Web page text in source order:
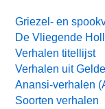
Griezel- en
De Vliegende
Verhalen titellijst
Verhalen uit
Anansi-verhalen
Soorten verhalen